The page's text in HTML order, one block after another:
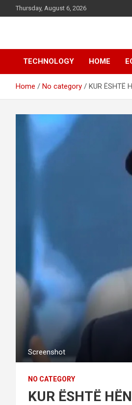
to
Thursday, August 6, 2026
d7-
TECHNOLOGY HOME
Home No category KUR ËSHTË
Screenshot
NO CATEGORY
KUR ËSHTË